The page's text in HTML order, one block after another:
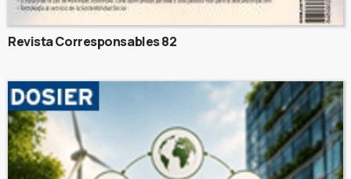
Revista Corresponsables 82